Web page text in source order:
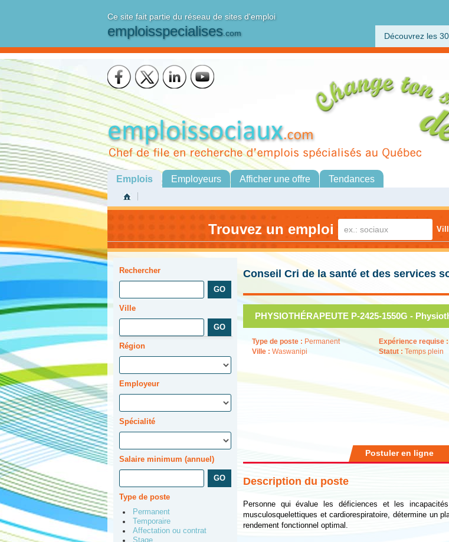
Ce site fait partie du réseau de sites d'emploi
emploisspecialises.com Découvrez les
Emplois Employeurs Afficher une offre Tendances
Trouvez un emploi
Rechercher
Ville
Région
Employeur
Spécialité
Salaire minimum (annuel)
Type de poste
Permanent
Temporaire
Affectation ou contrat
Stage
Conseil Cri de la santé et des services
PHYSIOTHÉRAPEUTE P-2425-1550G -
Type de poste : Permanent
Ville : Waswanipi
Expérience requise :
Statut : Temps plein
Postuler en ligne
Description du poste
Personne qui évalue les déficiences et les
musculosquelettiques et cardiorespiratoire, détermine un
rendement fonctionnel optimal.